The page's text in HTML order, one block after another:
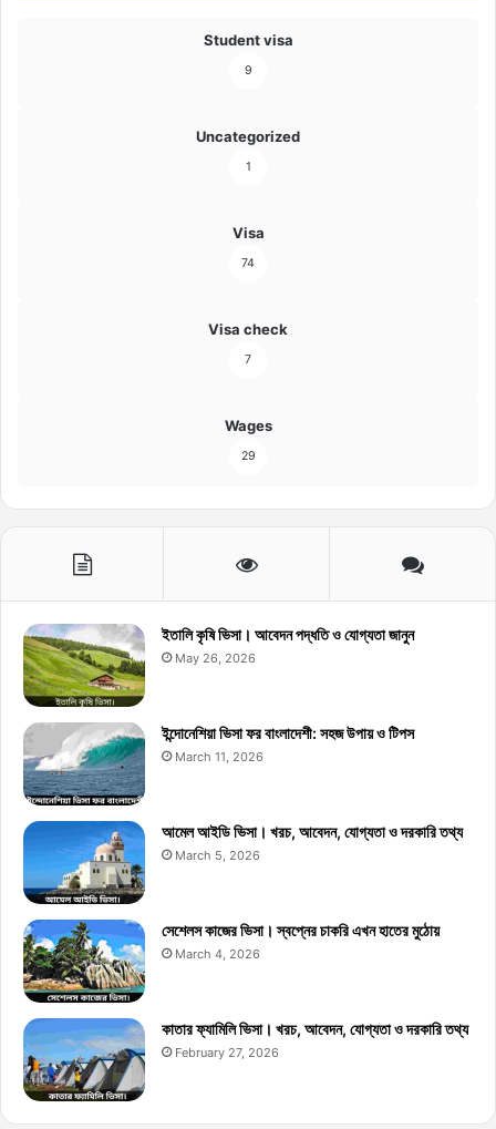
Student visa
9
Uncategorized
1
Visa
74
Visa check
7
Wages
29
ইতালি কৃষি ভিসা। আবেদন পদ্ধতি ও যোগ্যতা জানুন
May 26, 2026
ইন্দোনেশিয়া ভিসা ফর বাংলাদেশী: সহজ উপায় ও টিপস
March 11, 2026
আমেল আইডি ভিসা। খরচ, আবেদন, যোগ্যতা ও দরকারি তথ্য
March 5, 2026
সেশেলস কাজের ভিসা। স্বপ্নের চাকরি এখন হাতের মুঠোয়
March 4, 2026
কাতার ফ্যামিলি ভিসা। খরচ, আবেদন, যোগ্যতা ও দরকারি তথ্য
February 27, 2026